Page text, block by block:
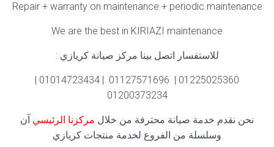
Repair + warranty on maintenance + periodic maintenance
We are the best in KIRIAZI maintenance
للاستفسار اتصل بينا مركز صيانة كريازي :
01225025360 | 01127571696 | 01014723434 |
01200373234
نحن نقدم خدمة صيانة محترفة من خلال مركزنا الرئيسي آن
وسلسلة من الفروع لخدمة منتجات كريازي